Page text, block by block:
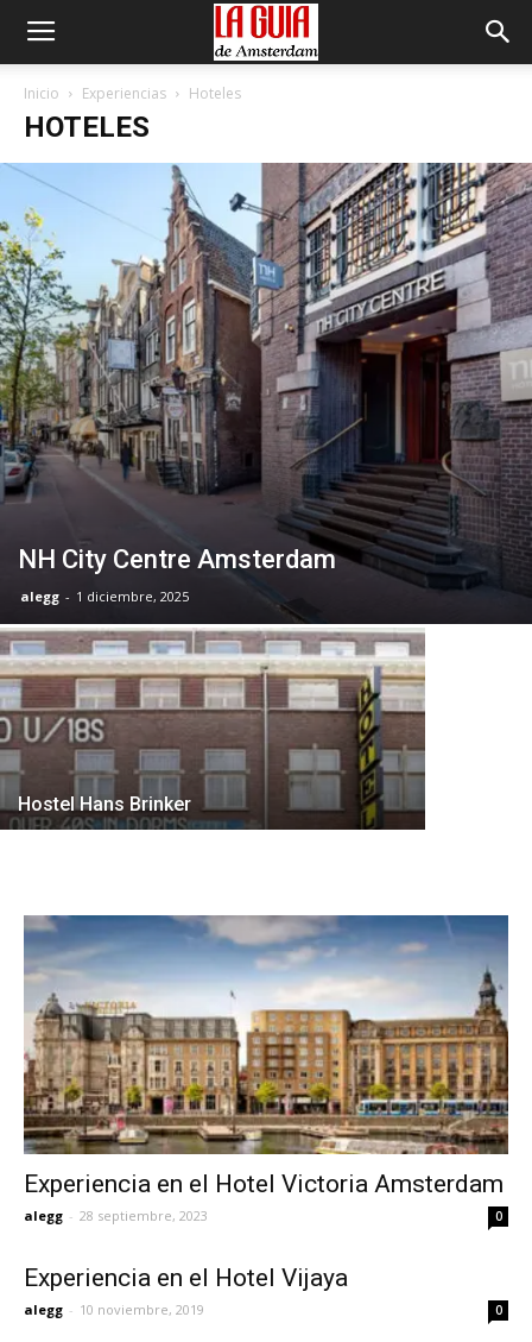
Inicio Experiencias Hoteles
HOTELES
NH City Centre Amsterdam
alegg - 1 diciembre, 2025
Hostel Hans Brinker
Experiencia en el Hotel Victoria Amsterdam
alegg - 28 septiembre, 2023 0
Experiencia en el Hotel Vijaya
alegg - 10 noviembre, 2019 0